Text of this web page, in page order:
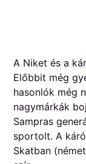
A Niket és a
Előbbit még
hasonlók még
nagymárkák
Sampras
sportolt. A
Skatban